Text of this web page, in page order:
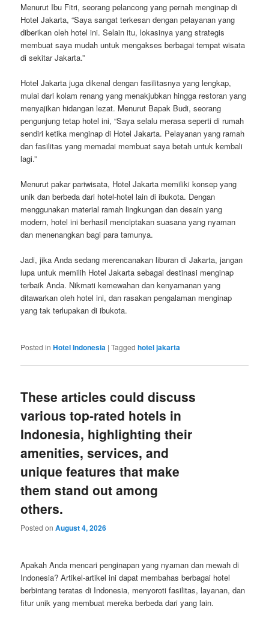
Menurut Ibu Fitri, seorang pelancong yang pernah menginap di
Hotel Jakarta, “Saya sangat terkesan dengan pelayanan yang
diberikan oleh hotel ini. Selain itu, lokasinya yang strategis
membuat saya mudah untuk mengakses berbagai tempat wisata
di sekitar Jakarta.”
Hotel Jakarta juga dikenal dengan fasilitasnya yang lengkap,
mulai dari kolam renang yang menakjubkan hingga restoran yang
menyajikan hidangan lezat. Menurut Bapak Budi, seorang
pengunjung tetap hotel ini, “Saya selalu merasa seperti di rumah
sendiri ketika menginap di Hotel Jakarta. Pelayanan yang ramah
dan fasilitas yang memadai membuat saya betah untuk kembali
lagi.”
Menurut pakar pariwisata, Hotel Jakarta memiliki konsep yang
unik dan berbeda dari hotel-hotel lain di ibukota. Dengan
menggunakan material ramah lingkungan dan desain yang
modern, hotel ini berhasil menciptakan suasana yang nyaman
dan menenangkan bagi para tamunya.
Jadi, jika Anda sedang merencanakan liburan di Jakarta, jangan
lupa untuk memilih Hotel Jakarta sebagai destinasi menginap
terbaik Anda. Nikmati kemewahan dan kenyamanan yang
ditawarkan oleh hotel ini, dan rasakan pengalaman menginap
yang tak terlupakan di ibukota.
Posted in Hotel Indonesia |Tagged hotel jakarta
These articles could discuss
various top-rated hotels in
Indonesia, highlighting their
amenities, services, and
unique features that make
them stand out among
others.
Posted onAugust 4, 2026
Apakah Anda mencari penginapan yang nyaman dan mewah di
Indonesia? Artikel-artikel ini dapat membahas berbagai hotel
berbintang teratas di Indonesia, menyoroti fasilitas, layanan, dan
fitur unik yang membuat mereka berbeda dari yang lain.